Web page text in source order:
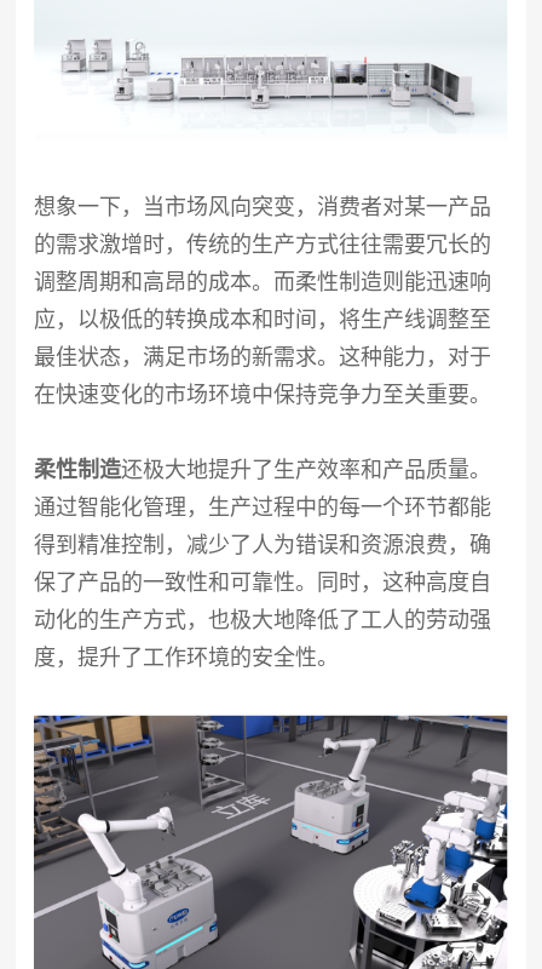
想象一下，当市场风向突变，消费者对某一产品
的需求激增时，传统的生产方式往往需要冗长的
调整周期和高昂的成本。而柔性制造则能迅速响
应，以极低的转换成本和时间，将生产线调整至
最佳状态，满足市场的新需求。这种能力，对于
在快速变化的市场环境中保持竞争力至关重要。
柔性制造还极大地提升了生产效率和产品质量。
通过智能化管理，生产过程中的每一个环节都能
得到精准控制，减少了人为错误和资源浪费，确
保了产品的一致性和可靠性。同时，这种高度自
动化的生产方式，也极大地降低了工人的劳动强
度，提升了工作环境的安全性。